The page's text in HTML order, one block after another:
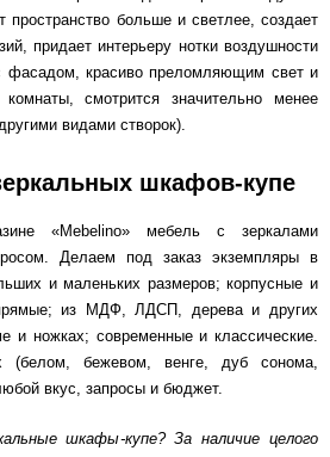
пространство больше и светлее, создает
придает интерьеру нотки воздушности
фасадом, красиво преломляющим свет и
смотрится значительно менее
видами створок).
шкафов-купе
«Mebelino» мебель с зеркалами
Делаем под заказ экземпляры в
и маленьких размеров; корпусные и
из МДФ, ЛДСП, дерева и других
и ножках; современные и классические.
(белом, бежевом, венге, дуб сонома,
вкус, запросы и бюджет.
шкафы-купе? За наличие целого